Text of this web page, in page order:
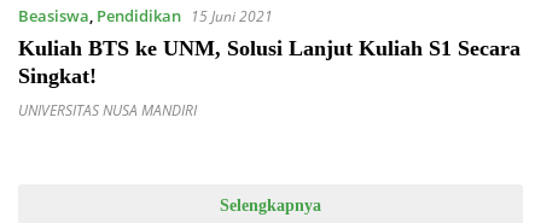
Beasiswa, Pendidikan 15 Juni 2021
Kuliah BTS ke UNM, Solusi Lanjut Kuliah S1 Secara
Singkat!
UNIVERSITAS NUSA MANDIRI
Selengkapnya